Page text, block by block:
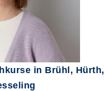
in Brühl, Hürth,